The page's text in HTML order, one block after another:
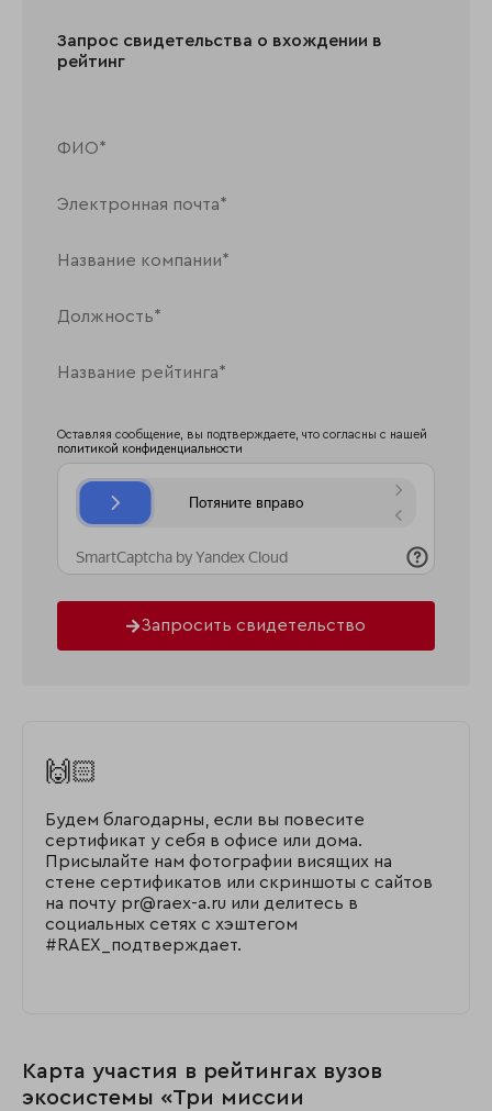
Запрос свидетельства о вхождении в
рейтинг
Оставляя сообщение, вы подтверждаете, что согласны с нашей
политикой конфиденциальности
Запросить свидетельство
🙌🏻
Будем благодарны, если вы повесите
сертификат у себя в офисе или дома.
Присылайте нам фотографии висящих на
стене сертификатов или скриншоты с сайтов
на почту pr@raex-a.ru или делитесь в
социальных сетях с хэштегом
#RAEX_подтверждает.
Карта участия в рейтингах вузов
экосистемы «Три миссии